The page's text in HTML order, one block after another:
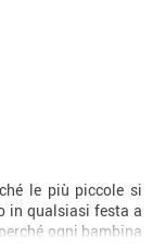
le più piccole si
in qualsiasi festa a
ogni bambina